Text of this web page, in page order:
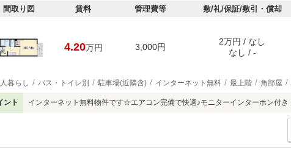
間取り図 賃料 管理費等 敷/礼/保証/敷引・償却
4.20万円 3,000円
2万円 / なし
なし / -
暮らし バス・トイレ別 駐車場(近隣含) インターネット無料 最上階 角部屋
ント インターネット無料物件です☆エアコン完備で快適♪モニターインターホン付